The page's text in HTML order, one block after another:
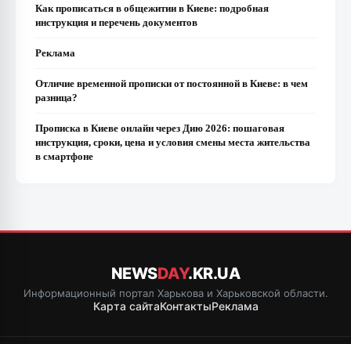
Как прописаться в общежитии в Киеве: подробная
инструкция и перечень документов
Реклама
Отличие временной прописки от постоянной в Киеве: в чем
разница?
Прописка в Киеве онлайн через Дию 2026: пошаговая
инструкция, сроки, цена и условия смены места жительства
в смартфоне
NEWSDAY.KR.UA
Информационный портал Харькова и Харьковской области.
Карта сайтаКонтактыРеклама